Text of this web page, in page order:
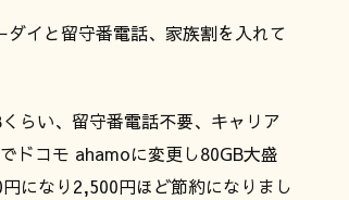
イと留守番電話、家族割を入れて
らい、留守番電話不要、キャリア
ドコモ ahamoに変更し80GB大盛
になり2,500円ほど節約になりまし